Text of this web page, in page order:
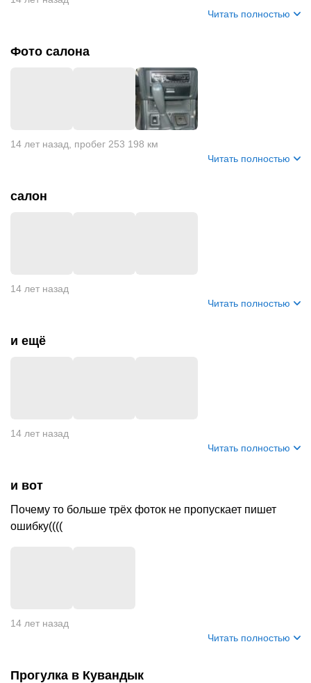
Читать полностью
Фото салона
14 лет назад
пробег 253 198 км
Читать полностью
салон
14 лет назад
Читать полностью
и ещё
14 лет назад
Читать полностью
и вот
Почему то больше трёх фоток не пропускает пишет
ошибку((((
14 лет назад
Читать полностью
Прогулка в Кувандык